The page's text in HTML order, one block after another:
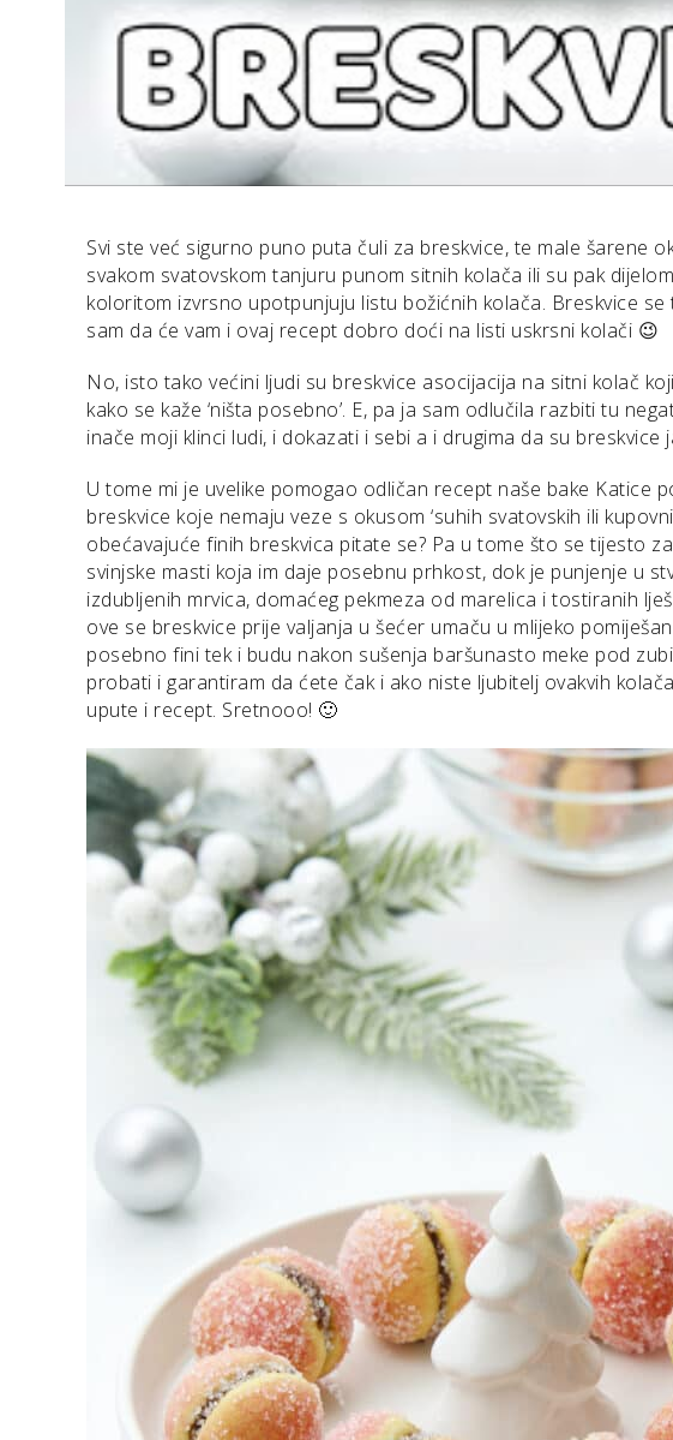
Svi ste već sigurno puno puta čuli za breskvice, te male šarene
svakom svatovskom tanjuru punom sitnih kolača ili su pak
koloritom izvrsno upotpunjuju listu božićnih kolača. Breskvice
sam da će vam i ovaj recept dobro doći na listi uskrsni kolači 😉
No, isto tako većini ljudi su breskvice asocijacija na sitni kolač
kako se kaže ‘ništa posebno’. E, pa ja sam odlučila razbiti tu
inače moji klinci ludi, i dokazati i sebi a i drugima da su breskvice
U tome mi je uvelike pomogao odličan recept naše bake Katice
breskvice koje nemaju veze s okusom ‘suhih svatovskih ili
obećavajuće finih breskvica pitate se? Pa u tome što se tijesto
svinjske masti koja im daje posebnu prhkost, dok je punjenje u
izdubljenih mrvica, domaćeg pekmeza od marelica i tostiranih
ove se breskvice prije valjanja u šećer umaču u mlijeko
posebno fini tek i budu nakon sušenja baršunasto meke pod
probati i garantiram da ćete čak i ako niste ljubitelj ovakvih
upute i recept. Sretnooo! 🙂